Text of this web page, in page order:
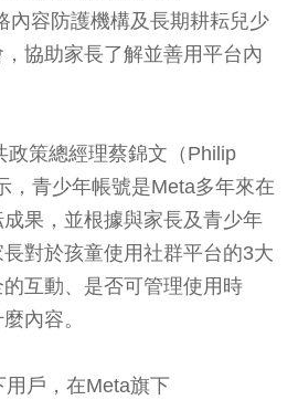
內容防護機構及長期耕耘兒少
協助家長了解並善用平台內
政策總經理蔡錦文（Philip
，青少年帳號是Meta多年來在
果，並根據與家長及青少年
對於孩童使用社群平台的3大
互動、是否可管理使用時
內容。
戶，在Meta旗下